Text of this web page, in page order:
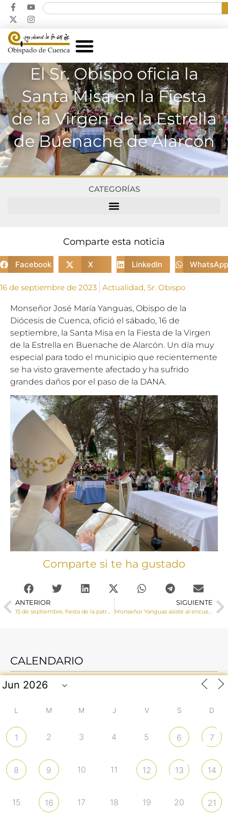
El Sr. Obispo oficia la
Santa Misa en la Fiesta
de la Virgen de la Estrella
de Buenache de Alarcón
CATEGORÍAS
Comparte esta noticia
Facebook X LinkedIn WhatsApp
16 de septiembre de 2023 Actualidad, Sr. Obispo
Monseñor José María Yanguas, Obispo de la
Diócesis de Cuenca, ofició el sábado, 16 de
septiembre, la Santa Misa en la Fiesta de la Virgen
de la Estrella en Buenache de Alarcón. Un día muy
especial para todo el municipio que recientemente
se ha visto gravemente afectado y ha sufrido
grandes daños por el paso de la DANA.
Comparte si te ha gustado
ANTERIOR
15 de septiembre, fiesta de la patrona de la Diócesis de Cuenca la Virgen de las Angustias
SIGUIENTE
Monseñor Yanguas asiste al encuentro de Profesores de Enseñanza Religiosa y el envío de los profesores de Religión
CALENDARIO
L M M J V S D
1 2 3 4 5 6 7
8 9 10 11 12 13 14
15 16 17 18 19 20 21